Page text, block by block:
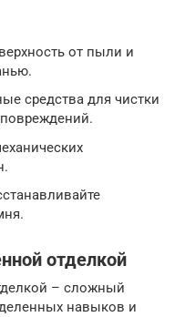
от пыли и
средства для чистки
отделкой
– сложный
навыков и